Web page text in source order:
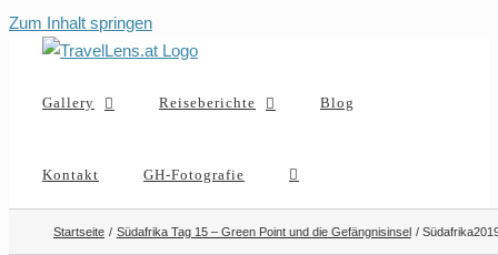
Zum Inhalt springen
Gallery Reiseberichte Blog
Kontakt GH-Fotografie
Startseite Südafrika Tag 15 – Green Point und die Gefängnisinsel